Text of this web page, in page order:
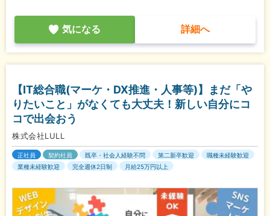
気になる 詳細へ
【IT総合職(マーケ・DX推進・人事等)】まだ「や
りたいこと」がなくても大丈夫！新しい自分にコ
コで出会おう
株式会社LULL
正社員 契約社員 既卒・社会人経験不問 第二新卒歓迎
職種未経験歓迎
業種未経験歓迎
完全週休2日制 月給25万円以上